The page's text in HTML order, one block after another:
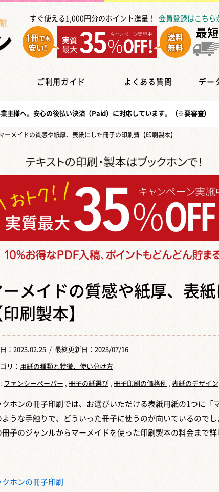
すぐ使える1,000円分のポイント進呈！ 会員登録はこちら
ご利用ガイド よくある質問 デー
主様へ。安心の後払い決済（Paid） に対応しています。（※要審査）
ーメイドの質感や紙厚、表紙にした冊子の印刷費【印刷製本】
ーメイドの質感や紙厚、表
印刷製本】
： 2023.02.25 / 最終更新日：2023/07/16
リ： 用紙の種類と特徴、使い分け方
ファンシーペーパー 冊子の紙選び 冊子印刷の価格例 表紙のデザイン
クホンの冊子印刷では、お選びいただける表紙用紙の1つに「
ような手触りで、どういった冊子に使うのが向いているので
冊子のジャンルからマーメイドを使った印刷製本の料金まで
クホンの冊子印刷